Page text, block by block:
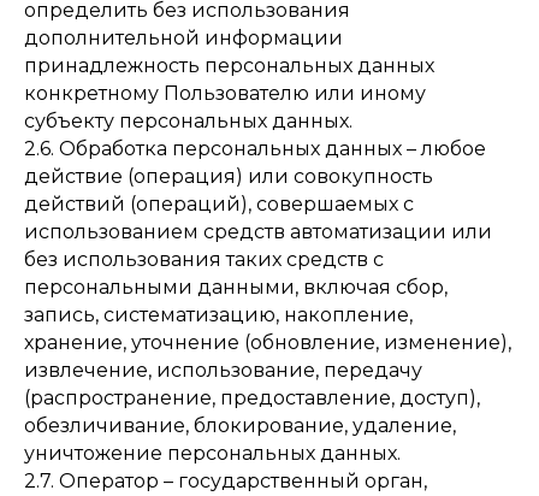
определить без использования
дополнительной информации
принадлежность персональных данных
конкретному Пользователю или иному
субъекту персональных данных.
2.6. Обработка персональных данных – любое
действие (операция) или совокупность
действий (операций), совершаемых с
использованием средств автоматизации или
без использования таких средств с
персональными данными, включая сбор,
запись, систематизацию, накопление,
хранение, уточнение (обновление, изменение),
извлечение, использование, передачу
(распространение, предоставление, доступ),
обезличивание, блокирование, удаление,
уничтожение персональных данных.
2.7. Оператор – государственный орган,